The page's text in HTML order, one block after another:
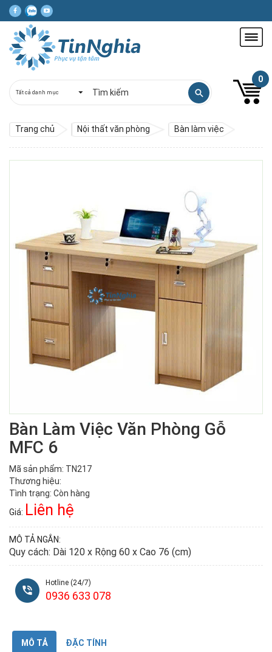
0
Trang chủ Nội thất văn phòng Bàn làm việc
Bàn Làm Việc Văn Phòng Gỗ
MFC 6
Mã sản phẩm: TN217
Thương hiệu:
Tình trạng: Còn hàng
Giá: Liên hệ
MÔ TẢ NGẮN:
Quy cách: Dài 120 x Rộng 60 x Cao 76 (cm)
Hotline (24/7)
0936 633 078
MÔ TẢ ĐẶC TÍNH